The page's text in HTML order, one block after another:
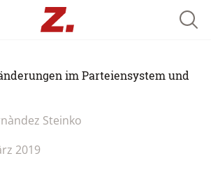
im Parteiensystem und
Steinko
2019